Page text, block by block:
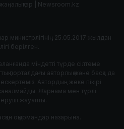
жаңалықтар | Newsroom.kz
министрлігінің 25.05.2017 жылдан
берілген.
міндетті түрде сілтеме
порталдағы авторлық және басқа да
ескертеміз. Автордың жеке пікірі
Жарнама мен түрлі
жауапты.
оқырмандар назарына.